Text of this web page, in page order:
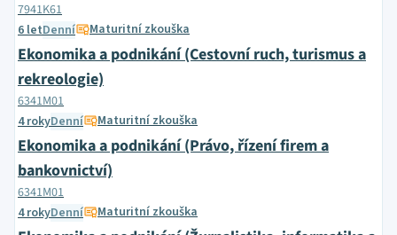
7941K61
6 letDenní Maturitní zkouška
Ekonomika a podnikání (Cestovní ruch, turismus a
rekreologie)
6341M01
4 rokyDenní Maturitní zkouška
Ekonomika a podnikání (Právo, řízení firem a
bankovnictví)
6341M01
4 rokyDenní Maturitní zkouška